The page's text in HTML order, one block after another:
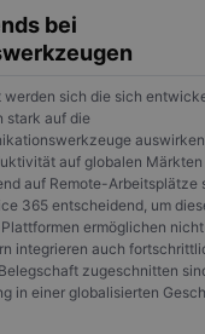
bei
sich die sich
stark auf die
auf globalen Märkten
auf Remote-Arbeitsplätze
365 entscheidend, um
ermöglichen
integrieren auch
zugeschnitten
in einer globalisierten